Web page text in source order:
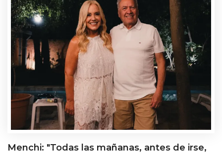
Menchi: "Todas las mañanas, antes de irse,